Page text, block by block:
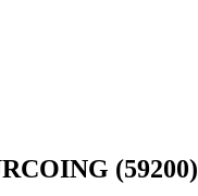
(59200)